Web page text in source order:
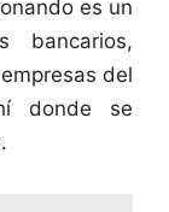
es un
bancarios,
del
donde se